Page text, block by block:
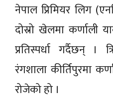
नेपाल प्रिमियर लिग
दोस्रो खेलमा कर्णाली
प्रतिस्पर्धा गर्दैछन् ।
रंगशाला कीर्तिपुरमा
रोजेको हो ।